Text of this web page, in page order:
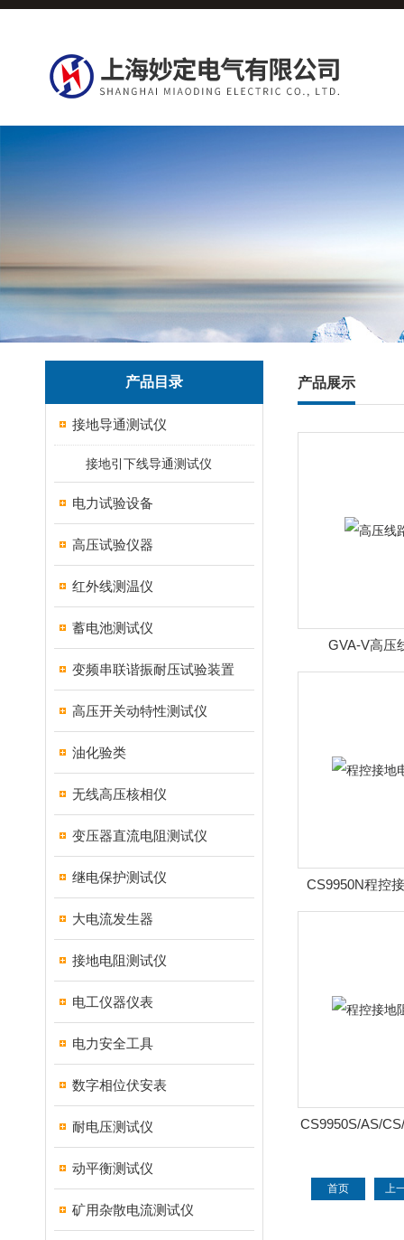
产品目录
接地导通测试仪
接地引下线导通测试仪
电力试验设备
高压试验仪器
红外线测温仪
蓄电池测试仪
变频串联谐振耐压试验装置
高压开关动特性测试仪
油化验类
无线高压核相仪
变压器直流电阻测试仪
继电保护测试仪
大电流发生器
接地电阻测试仪
电工仪器仪表
电力安全工具
数字相位伏安表
耐电压测试仪
动平衡测试仪
矿用杂散电流测试仪
产品展示
GVA-V高压
CS9950N程控
CS9950S/AS/
首页 上